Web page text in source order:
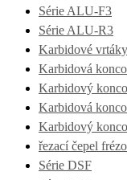
Série ALU-F3
Série ALU-R3
Karbidové vrtáky
Karbidová
Karbidový
Karbidová
Karbidový
řezací čepel
Série DSF